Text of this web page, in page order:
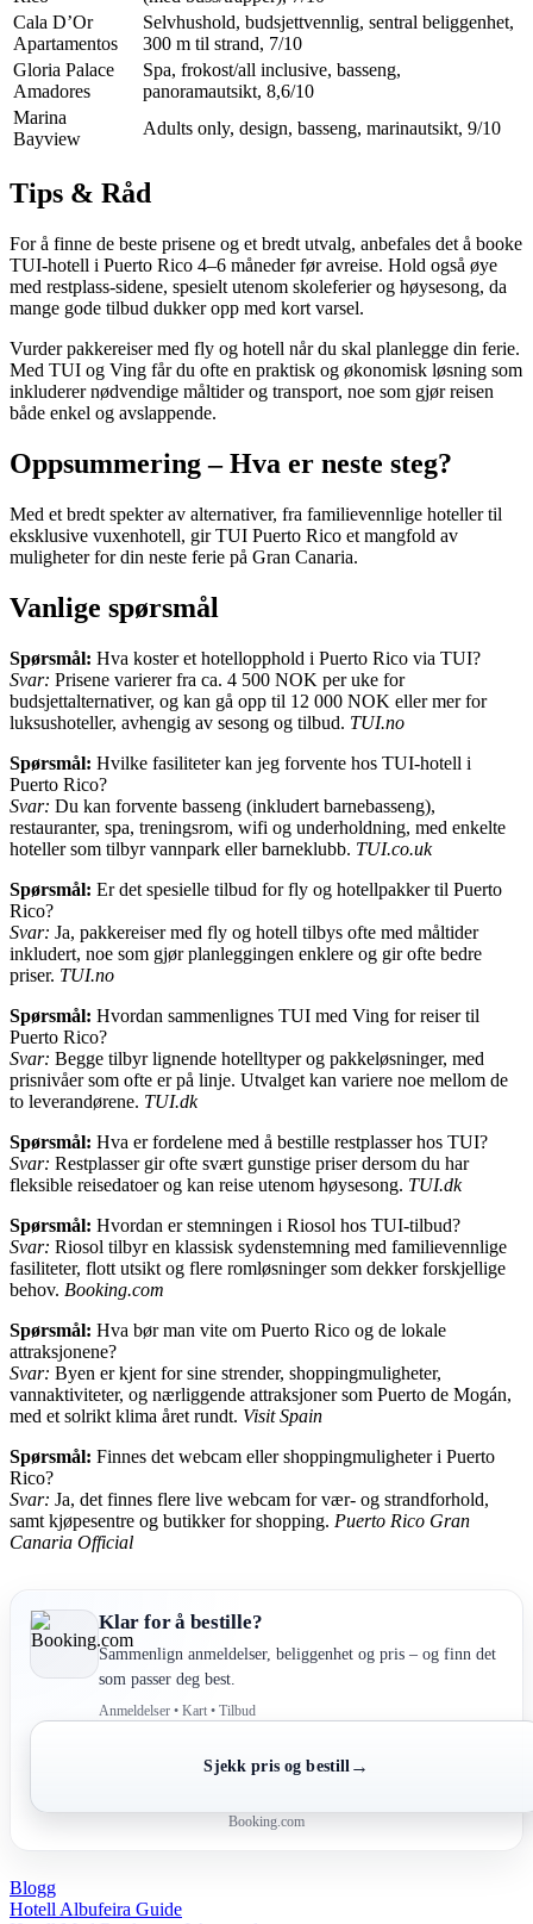
Cala D’Or
Apartamentos
Selvhushold, budsjettvennlig, sentral beliggenhet,
300 m til strand, 7/10
Gloria Palace
Amadores
Spa, frokost/all inclusive, basseng,
panoramautsikt, 8,6/10
Marina
Bayview
Adults only, design, basseng, marinautsikt, 9/10
Tips & Råd
For å finne de beste prisene og et bredt utvalg, anbefales det å booke
TUI-hotell i Puerto Rico 4–6 måneder før avreise. Hold også øye
med restplass-sidene, spesielt utenom skoleferier og høysesong, da
mange gode tilbud dukker opp med kort varsel.
Vurder pakkereiser med fly og hotell når du skal planlegge din ferie.
Med TUI og Ving får du ofte en praktisk og økonomisk løsning som
inkluderer nødvendige måltider og transport, noe som gjør reisen
både enkel og avslappende.
Oppsummering – Hva er neste steg?
Med et bredt spekter av alternativer, fra familievennlige hoteller til
eksklusive vuxenhotell, gir TUI Puerto Rico et mangfold av
muligheter for din neste ferie på Gran Canaria.
Vanlige spørsmål
Spørsmål: Hva koster et hotellopphold i Puerto Rico via TUI?
Svar: Prisene varierer fra ca. 4 500 NOK per uke for
budsjettalternativer, og kan gå opp til 12 000 NOK eller mer for
luksushoteller, avhengig av sesong og tilbud. TUI.no
Spørsmål: Hvilke fasiliteter kan jeg forvente hos TUI-hotell i
Puerto Rico?
Svar: Du kan forvente basseng (inkludert barnebasseng),
restauranter, spa, treningsrom, wifi og underholdning, med enkelte
hoteller som tilbyr vannpark eller barneklubb. TUI.co.uk
Spørsmål: Er det spesielle tilbud for fly og hotellpakker til Puerto
Rico?
Svar: Ja, pakkereiser med fly og hotell tilbys ofte med måltider
inkludert, noe som gjør planleggingen enklere og gir ofte bedre
priser. TUI.no
Spørsmål: Hvordan sammenlignes TUI med Ving for reiser til
Puerto Rico?
Svar: Begge tilbyr lignende hotelltyper og pakkeløsninger, med
prisnivåer som ofte er på linje. Utvalget kan variere noe mellom de
to leverandørene. TUI.dk
Spørsmål: Hva er fordelene med å bestille restplasser hos TUI?
Svar: Restplasser gir ofte svært gunstige priser dersom du har
fleksible reisedatoer og kan reise utenom høysesong. TUI.dk
Spørsmål: Hvordan er stemningen i Riosol hos TUI-tilbud?
Svar: Riosol tilbyr en klassisk sydenstemning med familievennlige
fasiliteter, flott utsikt og flere romløsninger som dekker forskjellige
behov. Booking.com
Spørsmål: Hva bør man vite om Puerto Rico og de lokale
attraksjonene?
Svar: Byen er kjent for sine strender, shoppingmuligheter,
vannaktiviteter, og nærliggende attraksjoner som Puerto de Mogán,
med et solrikt klima året rundt. Visit Spain
Spørsmål: Finnes det webcam eller shoppingmuligheter i Puerto
Rico?
Svar: Ja, det finnes flere live webcam for vær- og strandforhold,
samt kjøpesentre og butikker for shopping. Puerto Rico Gran
Canaria Official
Klar for å bestille?
Sammenlign anmeldelser, beliggenhet og pris – og finn det
som passer deg best.
Anmeldelser • Kart • Tilbud
Sjekk pris og bestill →
Booking.com
Blogg
Post
Hotell Albufeira Guide